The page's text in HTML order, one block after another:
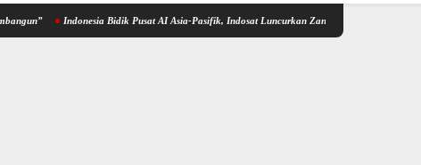
Indonesia Bidik Pusat AI Asia-Pasifik, Indosat Luncurkan Zankore Bersama NVIDIA dan Nokia